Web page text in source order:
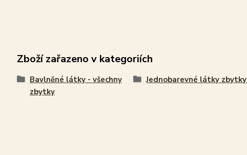
Zboží zařazeno v kategoriích
Bavlněné látky - všechny
zbytky
Jednobarevné látky zbytky